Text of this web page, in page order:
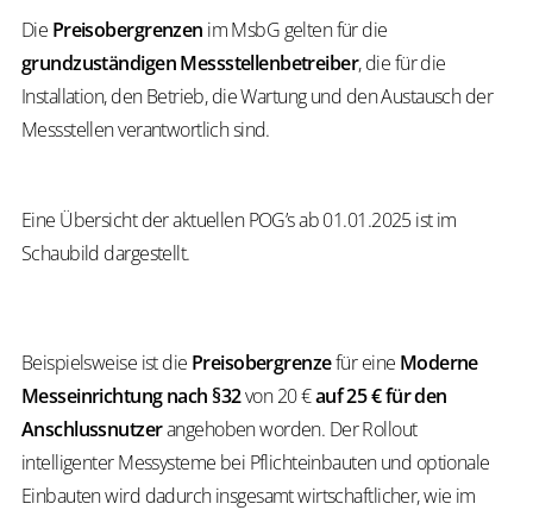
Die Preisobergrenzen im MsbG gelten für die
grundzuständigenMessstellenbetreiber, die für die
Installation, den Betrieb, die Wartung und den Austausch der
Messstellen verantwortlich sind.
Eine Übersicht der aktuellen POG’s ab 01.01.2025 ist im
Schaubild dargestellt.
Beispielsweise ist die Preisobergrenzefür eine Moderne
Messeinrichtung nach §32von 20 €auf 25 € für den
Anschlussnutzerangehoben worden. Der Rollout
intelligenter Messysteme bei Pflichteinbauten und optionale
Einbauten wird dadurch insgesamt wirtschaftlicher, wie im